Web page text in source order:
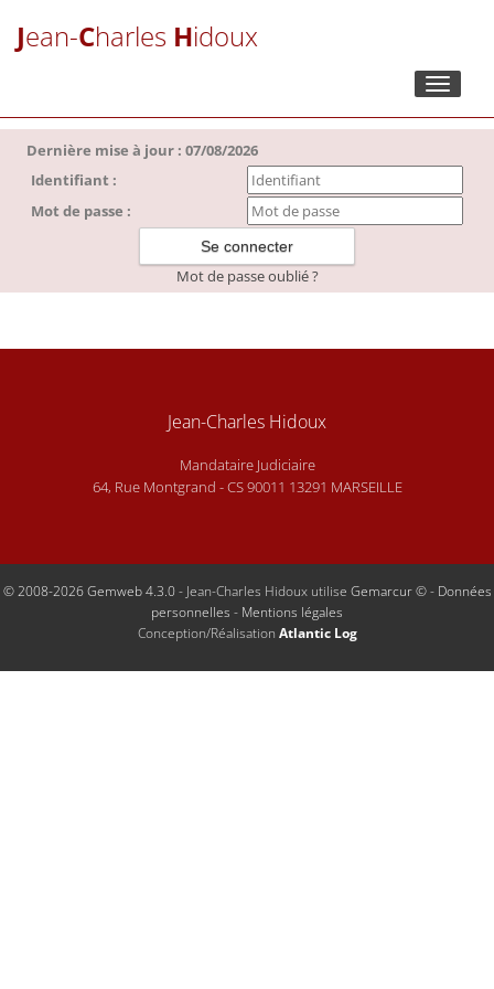
Jean-Charles Hidoux
Toggle
Dernière mise à jour : 07/08/2026
Identifiant :
Mot de passe :
Mot de passe oublié ?
Jean-Charles Hidoux
Mandataire Judiciaire
64, Rue Montgrand - CS 90011 13291 MARSEILLE
© 2008-2026 Gemweb 4.3.0- Jean-Charles Hidoux utilise Gemarcur ©- Données
personnelles - Mentions légales
Conception/Réalisation Atlantic Log